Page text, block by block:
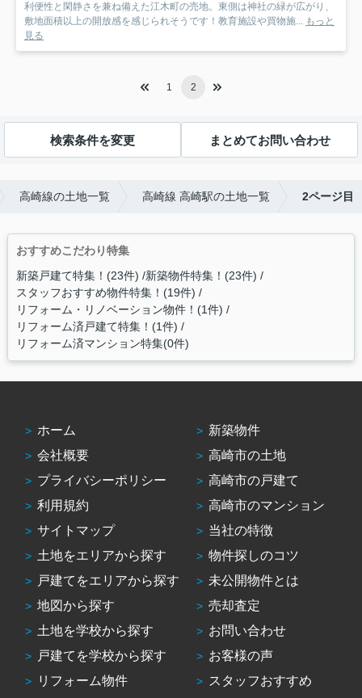
利便性と閑静さを兼ね備えた江木町の売地。東側は神社の緑が広がり、
敷地面積以上の開放感を感じられそうです！教育施設や買物施... もっと
見る
1 2
検索条件を変更 まとめてお問い合わせ
高崎線の土地一覧 高崎線 高崎駅の土地一覧 2ページ目
おすすめこだわり特集
新築戸建て特集！(23件) 新築物件特集！(23件)
スタッフおすすめ物件特集！(19件)
リフォーム・リノベーション物件！(1件)
リフォーム済戸建て特集！(1件)
リフォーム済マンション特集(0件)
ホーム
会社概要
プライバシーポリシー
利用規約
サイトマップ
土地をエリアから探す
戸建てをエリアから探す
地図から探す
土地を学校から探す
戸建てを学校から探す
リフォーム物件
新築物件
高崎市の土地
高崎市の戸建て
高崎市のマンション
当社の特徴
物件探しのコツ
未公開物件とは
売却査定
お問い合わせ
お客様の声
スタッフおすすめ